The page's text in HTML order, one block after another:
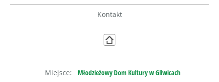
Kontakt
Miejsce:
Młodzieżowy Dom Kultury w Gliwicach